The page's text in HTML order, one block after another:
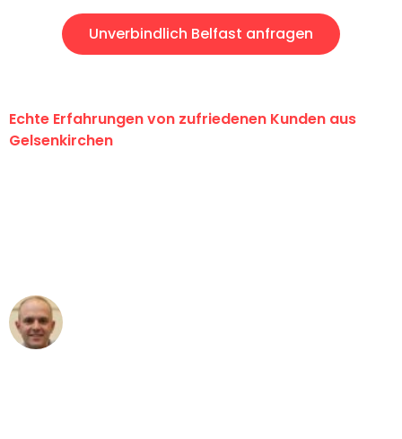
Unverbindlich Belfast anfragen
Echte Erfahrungen von zufriedenen Kunden aus
Gelsenkirchen